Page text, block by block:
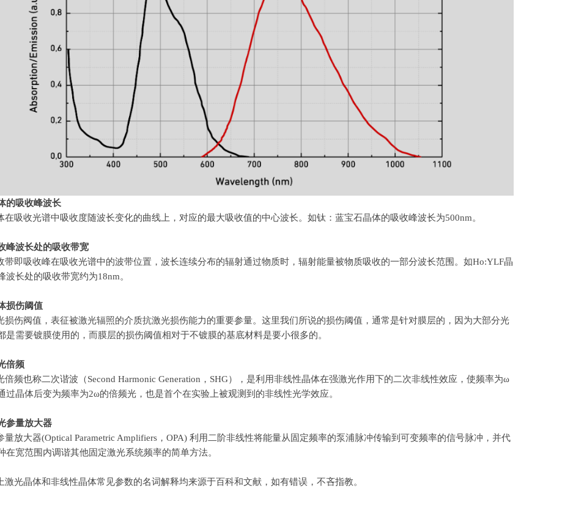
的吸收峰波长
在吸收光谱中吸收度随波长变化的曲线上，对应的最大吸收值的中心波长。如钛：蓝宝石晶体的吸收峰波长为500nm。
峰波长处的吸收带宽
带即吸收峰在吸收光谱中的波带位置，波长连续分布的辐射通过物质时，辐射能量被物质吸收的一部分波长范围。如Ho:YLF晶
波长处的吸收带宽约为18nm。
损伤阈值
损伤阀值，表征被激光辐照的介质抗激光损伤能力的重要参量。这里我们所说的损伤阈值，通常是针对膜层的，因为大部分光
是需要镀膜使用的，而膜层的损伤阈值相对于不镀膜的基底材料是要小很多的。
倍频
倍频也称二次谐波（Second Harmonic Generation ， SHG），是利用非线性晶体在强激光作用下的二次非线性效应，使频率为ω
过晶体后变为频率为2ω的倍频光，也是首个在实验上被观测到的非线性光学效应。
参量放大器
量放大器(Optical Parametric Amplifiers ， OPA) 利用二阶非线性将能量从固定频率的泵浦脉冲传输到可变频率的信号脉冲，并代
在宽范围内调谐其他固定激光系统频率的简单方法。
激光晶体和非线性晶体常见参数的名词解释均来源于百科和文献，如有错误，不吝指教。